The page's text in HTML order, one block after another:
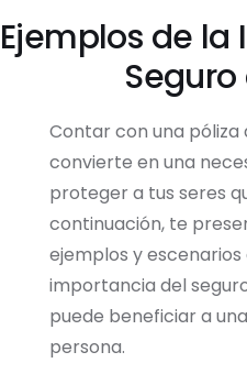
Ejemplos de
Contar con una póliza
convierte en una
proteger a tus seres
continuación, te
ejemplos y escenarios
importancia del
puede beneficiar a
persona.